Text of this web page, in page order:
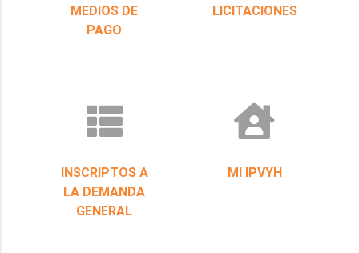
MEDIOS DE
PAGO
LICITACIONES
INSCRIPTOS A
LA DEMANDA
GENERAL
MI IPVYH